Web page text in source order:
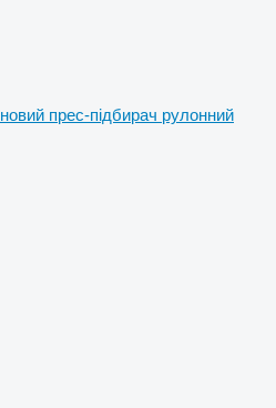
новий прес-підбирач рулонний